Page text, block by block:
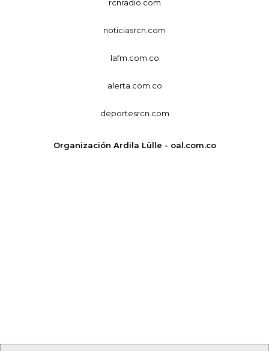
rcnradio.com
noticiasrcn.com
lafm.com.co
alerta.com.co
deportesrcn.com
Organización Ardila Lülle - oal.com.co